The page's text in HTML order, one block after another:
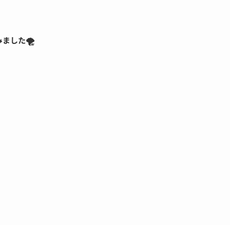
ました🌪